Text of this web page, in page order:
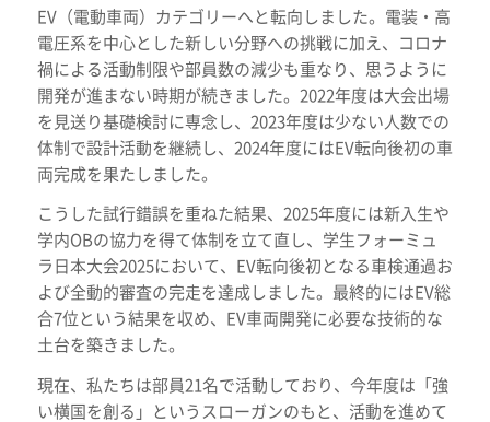
EV（電動車両）カテゴリーへと転向しました。電装・高
電圧系を中心とした新しい分野への挑戦に加え、コロナ
禍による活動制限や部員数の減少も重なり、思うように
開発が進まない時期が続きました。2022年度は大会出場
を見送り基礎検討に専念し、2023年度は少ない人数での
体制で設計活動を継続し、2024年度にはEV転向後初の車
両完成を果たしました。
こうした試行錯誤を重ねた結果、2025年度には新入生や
学内OBの協力を得て体制を立て直し、学生フォーミュ
ラ日本大会2025において、EV転向後初となる車検通過お
よび全動的審査の完走を達成しました。最終的にはEV総
合7位という結果を収め、EV車両開発に必要な技術的な
土台を築きました。
現在、私たちは部員21名で活動しており、今年度は「強
い横国を創る」というスローガンのもと、活動を進めて